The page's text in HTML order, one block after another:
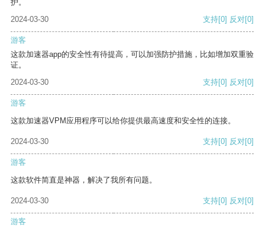
护。
2024-03-30
支持[0] 反对[0]
游客
这款加速器app的安全性有待提高，可以加强防护措施，比如增加双重验
证。
2024-03-30
支持[0] 反对[0]
游客
这款加速器VPM应用程序可以给你提供最高速度和安全性的连接。
2024-03-30 支持[0] 反对[0]
游客
这款软件简直是神器，解决了我所有问题。
2024-03-30 支持[0] 反对[0]
游客